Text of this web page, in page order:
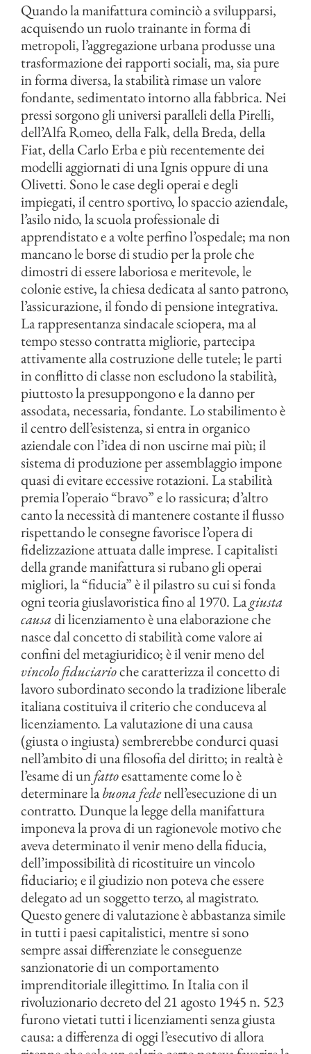
Quando la manifattura cominciò a svilupparsi,
acquisendo un ruolo trainante in forma di
metropoli, l’aggregazione urbana produsse una
trasformazione dei rapporti sociali, ma, sia pure
in forma diversa, la stabilità rimase un valore
fondante, sedimentato intorno alla fabbrica. Nei
pressi sorgono gli universi paralleli della Pirelli,
dell’Alfa Romeo, della Falk, della Breda, della
Fiat, della Carlo Erba e più recentemente dei
modelli aggiornati di una Ignis oppure di una
Olivetti. Sono le case degli operai e degli
impiegati, il centro sportivo, lo spaccio aziendale,
l’asilo nido, la scuola professionale di
apprendistato e a volte perfino l’ospedale; ma non
mancano le borse di studio per la prole che
dimostri di essere laboriosa e meritevole, le
colonie estive, la chiesa dedicata al santo patrono,
l’assicurazione, il fondo di pensione integrativa.
La rappresentanza sindacale sciopera, ma al
tempo stesso contratta migliorie, partecipa
attivamente alla costruzione delle tutele; le parti
in conflitto di classe non escludono la stabilità,
piuttosto la presuppongono e la danno per
assodata, necessaria, fondante. Lo stabilimento è
il centro dell’esistenza, si entra in organico
aziendale con l’idea di non uscirne mai più; il
sistema di produzione per assemblaggio impone
quasi di evitare eccessive rotazioni. La stabilità
premia l’operaio “bravo” e lo rassicura; d’altro
canto la necessità di mantenere costante il flusso
rispettando le consegne favorisce l’opera di
fidelizzazione attuata dalle imprese. I capitalisti
della grande manifattura si rubano gli operai
migliori, la “fiducia” è il pilastro su cui si fonda
ogni teoria giuslavoristica fino al 1970. Lagiusta
causadi licenziamento è una elaborazione che
nasce dal concetto di stabilità come valore ai
confini del metagiuridico; è il venir meno del
vincolo fiduciarioche caratterizza il concetto di
lavoro subordinato secondo la tradizione liberale
italiana costituiva il criterio che conduceva al
licenziamento. La valutazione di una causa
(giusta o ingiusta) sembrerebbe condurci quasi
nell’ambito di una filosofia del diritto; in realtà è
l’esame di unfattoesattamente come lo è
determinare labuona fedenell’esecuzione di un
contratto. Dunque la legge della manifattura
imponeva la prova di un ragionevole motivo che
aveva determinato il venir meno della fiducia,
dell’impossibilità di ricostituire un vincolo
fiduciario; e il giudizio non poteva che essere
delegato ad un soggetto terzo, al magistrato.
Questo genere di valutazione è abbastanza simile
in tutti i paesi capitalistici, mentre si sono
sempre assai differenziate le conseguenze
sanzionatorie di un comportamento
imprenditoriale illegittimo. In Italia con il
rivoluzionario decreto del 21 agosto 1945 n. 523
furono vietati tutti i licenziamenti senza giusta
causa: a differenza di oggi l’esecutivo di allora